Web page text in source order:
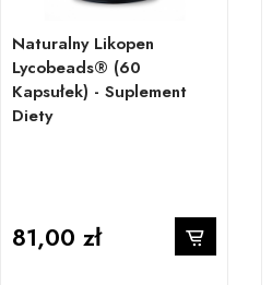
Naturalny Likopen
Lycobeads® (60
Kapsułek) - Suplement
Diety
81,00 zł